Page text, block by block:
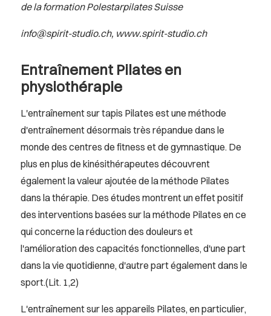
de la formation Polestarpilates Suisse
info@spirit-studio.ch, www.spirit-studio.ch
Entraînement Pilates en
physiothérapie
L'entraînement sur tapis Pilates est une méthode
d'entraînement désormais très répandue dans le
monde des centres de fitness et de gymnastique. De
plus en plus de kinésithérapeutes découvrent
également la valeur ajoutée de la méthode Pilates
dans la thérapie. Des études montrent un effet positif
des interventions basées sur la méthode Pilates en ce
qui concerne la réduction des douleurs et
l'amélioration des capacités fonctionnelles, d'une part
dans la vie quotidienne, d'autre part également dans le
sport.(Lit. 1,2)
L'entraînement sur les appareils Pilates, en particulier,